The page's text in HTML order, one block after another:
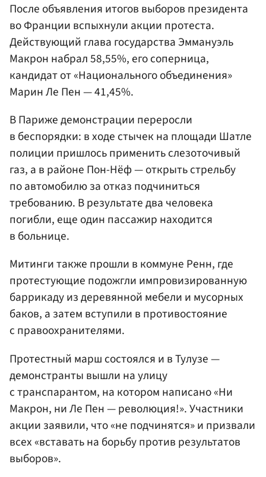
После объявления итогов выборов президента
во Франции вспыхнули акции протеста.
Действующий глава государства Эммануэль
Макрон набрал 58,55%, его соперница,
кандидат от «Национального объединения»
Марин Ле Пен — 41,45%.
В Париже демонстрации переросли
в беспорядки: в ходе стычек на площади Шатле
полиции пришлось применить слезоточивый
газ, а в районе Пон-Нёф — открыть стрельбу
по автомобилю за отказ подчиниться
требованию. В результате два человека
погибли, еще один пассажир находится
в больнице.
Митинги также прошли в коммуне Ренн, где
протестующие подожгли импровизированную
баррикаду из деревянной мебели и мусорных
баков, а затем вступили в противостояние
с правоохранителями.
Протестный марш состоялся и в Тулузе —
демонстранты вышли на улицу
с транспарантом, на котором написано «Ни
Макрон, ни Ле Пен — революция!». Участники
акции заявили, что «не подчинятся» и призвали
всех «вставать на борьбу против результатов
выборов».